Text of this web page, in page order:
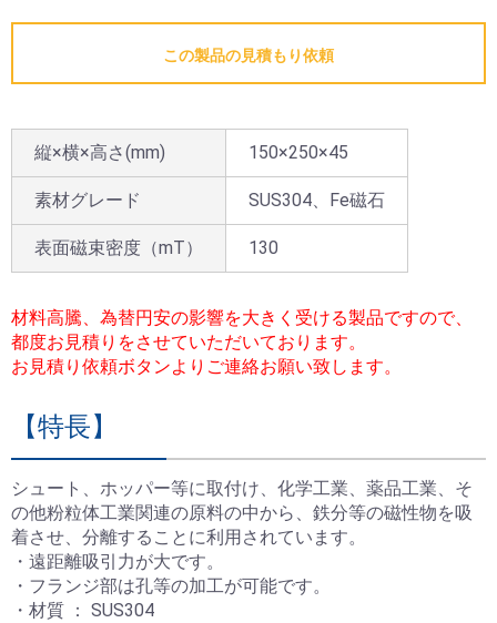
お買い物を続ける カートへ進む
お問い合わせ 閉じる
この製品の見積もり依頼
縦×横×高さ(mm) 150×250×45
素材グレード SUS304、Fe磁石
表面磁束密度（mT） 130
材料高騰、為替円安の影響を大きく受ける製品ですので、
都度お見積りをさせていただいております。
お見積り依頼ボタンよりご連絡お願い致します。
【特長】
シュート、ホッパー等に取付け、化学工業、薬品工業、そ
の他粉粒体工業関連の原料の中から、鉄分等の磁性物を吸
着させ、分離することに利用されています。
・遠距離吸引力が大です。
・フランジ部は孔等の加工が可能です。
・材質 ： SUS304